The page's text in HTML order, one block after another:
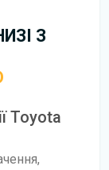
З
Toyota